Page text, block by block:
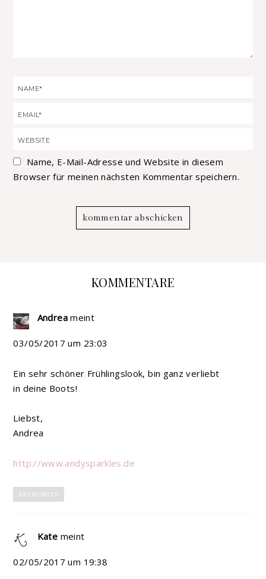
Name, E-Mail-Adresse und Website in diesem
Browser für meinen nächsten Kommentar speichern.
KOMMENTARE
Andrea meint
03/05/2017 um 23:03
Ein sehr schöner Frühlingslook, bin ganz verliebt
in deine Boots!
Liebst,
Andrea
http://www.andysparkles.de
ANTWORTEN
Kate meint
02/05/2017 um 19:38